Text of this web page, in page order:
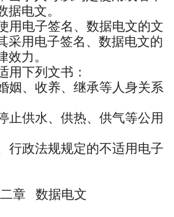
据电文。
用电子签名、数据电文的文
采用电子签名、数据电文的
效力。
用下列文书：
姻、收养、继承等人身关系
止供水、供热、供气等公用
行政法规规定的不适用电子
章 数据电文